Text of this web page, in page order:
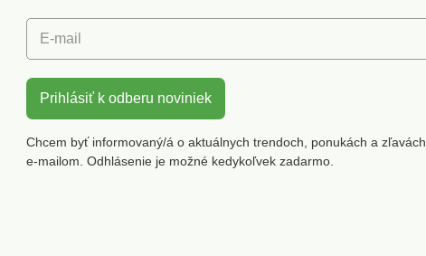
E-mail
Prihlásiť k odberu noviniek
Chcem byť informovaný/á o aktuálnych trendoch, ponukách a zľavách
e-mailom. Odhlásenie je možné kedykoľvek zadarmo.